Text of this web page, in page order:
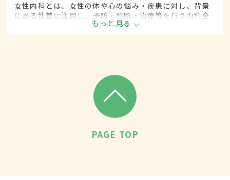
女性内科とは、女性の体や心の悩み・疾患に対し、背景
にある性差に注目し、予防・診断・治療等を行う内科全
般領域です。ライフスタイルが多様化する中、女性の健
康をトータルサポートし、必要に応じて連携医療機関へ
もっと見る
PAGE TOP